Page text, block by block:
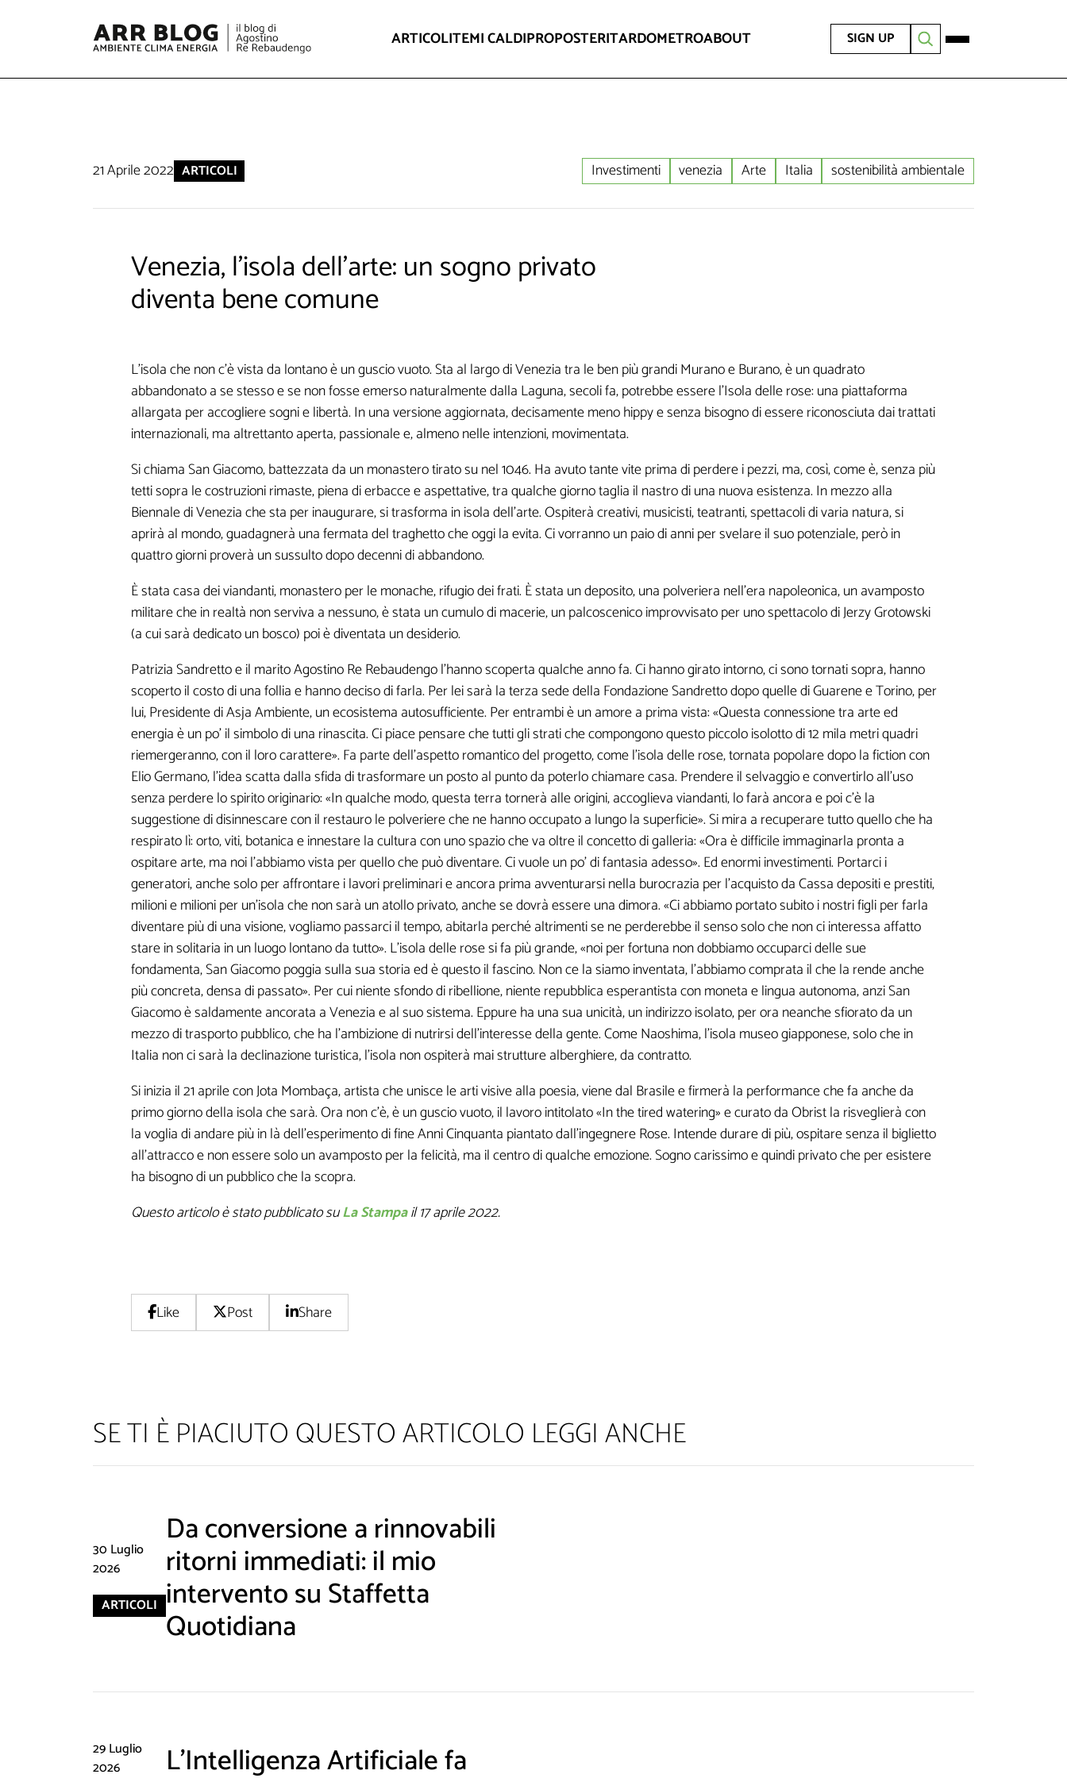
ARTICOLITEMI CALDIPROPOSTERITARDOMETROABOUT SIGN UP
21 Aprile 2022 ARTICOLI Investimenti venezia Arte Italia sostenibilità ambientale
Venezia, l’isola dell’arte: un sogno privato
diventa bene comune
L'isola che non c'è vista da lontano è un guscio vuoto. Sta al largo di Venezia tra le ben più grandi Murano e Burano, è un quadrato
abbandonato a se stesso e se non fosse emerso naturalmente dalla Laguna, secoli fa, potrebbe essere l'Isola delle rose: una piattaforma
allargata per accogliere sogni e libertà. In una versione aggiornata, decisamente meno hippy e senza bisogno di essere riconosciuta dai trattati
internazionali, ma altrettanto aperta, passionale e, almeno nelle intenzioni, movimentata.
Si chiama San Giacomo, battezzata da un monastero tirato su nel 1046. Ha avuto tante vite prima di perdere i pezzi, ma, così, come è, senza più
tetti sopra le costruzioni rimaste, piena di erbacce e aspettative, tra qualche giorno taglia il nastro di una nuova esistenza. In mezzo alla
Biennale di Venezia che sta per inaugurare, si trasforma in isola dell'arte. Ospiterà creativi, musicisti, teatranti, spettacoli di varia natura, si
aprirà al mondo, guadagnerà una fermata del traghetto che oggi la evita. Ci vorranno un paio di anni per svelare il suo potenziale, però in
quattro giorni proverà un sussulto dopo decenni di abbandono.
È stata casa dei viandanti, monastero per le monache, rifugio dei frati. È stata un deposito, una polveriera nell'era napoleonica, un avamposto
militare che in realtà non serviva a nessuno, è stata un cumulo di macerie, un palcoscenico improvvisato per uno spettacolo di Jerzy Grotowski
(a cui sarà dedicato un bosco) poi è diventata un desiderio.
Patrizia Sandretto e il marito Agostino Re Rebaudengo l'hanno scoperta qualche anno fa. Ci hanno girato intorno, ci sono tornati sopra, hanno
scoperto il costo di una follia e hanno deciso di farla. Per lei sarà la terza sede della Fondazione Sandretto dopo quelle di Guarene e Torino, per
lui, Presidente di Asja Ambiente, un ecosistema autosufficiente. Per entrambi è un amore a prima vista: «Questa connessione tra arte ed
energia è un po' il simbolo di una rinascita. Ci piace pensare che tutti gli strati che compongono questo piccolo isolotto di 12 mila metri quadri
riemergeranno, con il loro carattere». Fa parte dell'aspetto romantico del progetto, come l'isola delle rose, tornata popolare dopo la fiction con
Elio Germano, l'idea scatta dalla sfida di trasformare un posto al punto da poterlo chiamare casa. Prendere il selvaggio e convertirlo all'uso
senza perdere lo spirito originario: «In qualche modo, questa terra tornerà alle origini, accoglieva viandanti, lo farà ancora e poi c'è la
suggestione di disinnescare con il restauro le polveriere che ne hanno occupato a lungo la superficie». Si mira a recuperare tutto quello che ha
respirato lì: orto, viti, botanica e innestare la cultura con uno spazio che va oltre il concetto di galleria: «Ora è difficile immaginarla pronta a
ospitare arte, ma noi l'abbiamo vista per quello che può diventare. Ci vuole un po' di fantasia adesso». Ed enormi investimenti. Portarci i
generatori, anche solo per affrontare i lavori preliminari e ancora prima avventurarsi nella burocrazia per l'acquisto da Cassa depositi e prestiti,
milioni e milioni per un'isola che non sarà un atollo privato, anche se dovrà essere una dimora. «Ci abbiamo portato subito i nostri figli per farla
diventare più di una visione, vogliamo passarci il tempo, abitarla perché altrimenti se ne perderebbe il senso solo che non ci interessa affatto
stare in solitaria in un luogo lontano da tutto». L'isola delle rose si fa più grande, «noi per fortuna non dobbiamo occuparci delle sue
fondamenta, San Giacomo poggia sulla sua storia ed è questo il fascino. Non ce la siamo inventata, l'abbiamo comprata il che la rende anche
più concreta, densa di passato». Per cui niente sfondo di ribellione, niente repubblica esperantista con moneta e lingua autonoma, anzi San
Giacomo è saldamente ancorata a Venezia e al suo sistema. Eppure ha una sua unicità, un indirizzo isolato, per ora neanche sfiorato da un
mezzo di trasporto pubblico, che ha l'ambizione di nutrirsi dell'interesse della gente. Come Naoshima, l'isola museo giapponese, solo che in
Italia non ci sarà la declinazione turistica, l'isola non ospiterà mai strutture alberghiere, da contratto.
Si inizia il 21 aprile con Jota Mombaça, artista che unisce le arti visive alla poesia, viene dal Brasile e firmerà la performance che fa anche da
primo giorno della isola che sarà. Ora non c'è, è un guscio vuoto, il lavoro intitolato «In the tired watering» e curato da Obrist la risveglierà con
la voglia di andare più in là dell'esperimento di fine Anni Cinquanta piantato dall'ingegnere Rose. Intende durare di più, ospitare senza il biglietto
all'attracco e non essere solo un avamposto per la felicità, ma il centro di qualche emozione. Sogno carissimo e quindi privato che per esistere
ha bisogno di un pubblico che la scopra.
Questo articolo è stato pubblicato suLa Stampail 17 aprile 2022.
Like Post Share
SE TI È PIACIUTO QUESTO ARTICOLO LEGGI ANCHE
30 Luglio
2026
ARTICOLI
Da conversione a rinnovabili
ritorni immediati: il mio
intervento su Staffetta
Quotidiana
29 Luglio
2026
L'Intelligenza Artificiale fa
Lasciaci la tua Email per ricevere contenuti esclusivi o in anteprima
I seguenti campi non sono obbligatori, ma queste
informazioni mi sarebbero utili per la creazione di contenuti
personalizzati
Non inviamo spam! Leggi la nostra Informativa sulla